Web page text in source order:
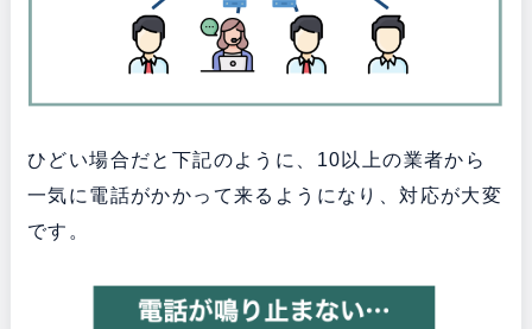
ひどい場合だと下記のように、10以上の業者から
一気に電話がかかって来るようになり、対応が大変
です。